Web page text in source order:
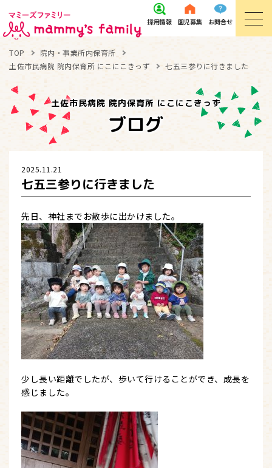
採用情報 園児募集 お問合せ
TOP
院内・事業所内保育所
土佐市民病院 院内保育所 にこにこきっず
七五三参りに行きました
土佐市民病院 院内保育所 にこにこきっず
ブログ
2025.11.21
七五三参りに行きました
先日、神社までお散歩に出かけました。
少し長い距離でしたが、歩いて行けることができ、成長を
感じました。